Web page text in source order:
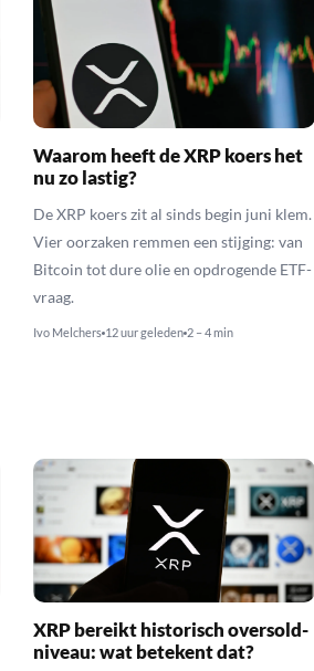
Waarom heeft de XRP koers het
nu zo lastig?
De XRP koers zit al sinds begin juni klem.
Vier oorzaken remmen een stijging: van
Bitcoin tot dure olie en opdrogende ETF-
vraag.
Ivo Melchers 12 uur geleden 2 – 4 min
XRP bereikt historisch oversold-
niveau: wat betekent dat?